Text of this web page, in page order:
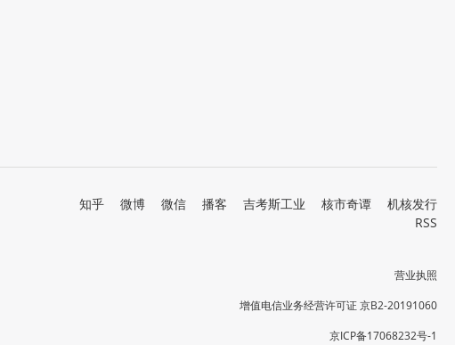
知乎 微博 微信 播客 吉考斯工业 核市奇谭
机核发行
RSS
营业执照
增值电信业务经营许可证 京B2-20191060
京ICP备17068232号-1